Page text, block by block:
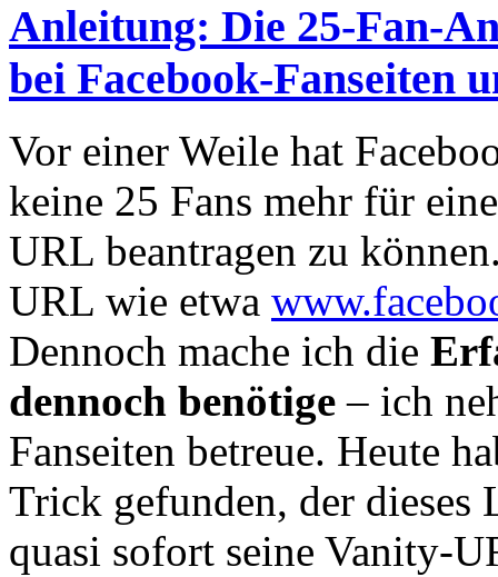
Anleitung: Die 25-Fan-
bei Facebook-Fanseiten
Vor einer Weile hat
keine 25 Fans mehr für
URL beantragen zu
URL wie etwa
Dennoch mache ich die
dennoch benötige – ich
Fanseiten betreue. Heute
Trick gefunden, der dieses
quasi sofort seine Vanity-